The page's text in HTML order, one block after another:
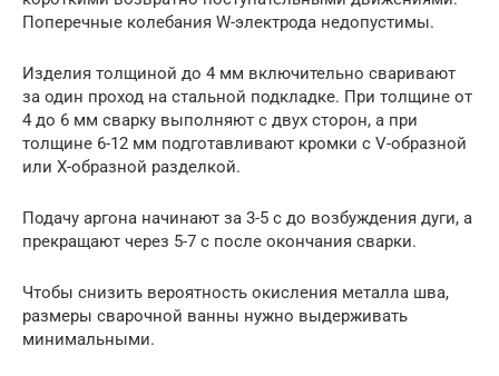
Поперечные колебания W-электрода недопустимы.
Изделия толщиной до 4 мм включительно сваривают
за один проход на стальной подкладке. При толщине от
4 до 6 мм сварку выполняют с двух сторон, а при
толщине 6-12 мм подготавливают кромки с V-образной
или Х-образной разделкой.
Подачу аргона начинают за 3-5 с до возбуждения дуги, а
прекращают через 5-7 с после окончания сварки.
Чтобы снизить вероятность окисления металла шва,
размеры сварочной ванны нужно выдерживать
минимальными.